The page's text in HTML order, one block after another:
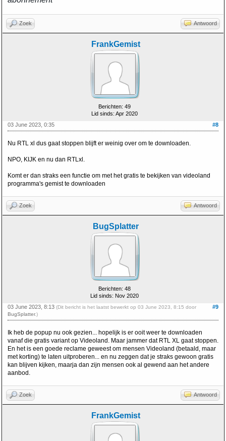
Zoek Antwoord
FrankGemist
Berichten: 49
Lid sinds: Apr 2020
#8
03 June 2023, 0:35
Nu RTL xl dus gaat stoppen blijft er weinig over om te downloaden.
NPO, KIJK en nu dan RTLxl.
Komt er dan straks een functie om met het gratis te bekijken van videoland
programma's gemist te downloaden
Zoek Antwoord
BugSplatter
Berichten: 48
Lid sinds: Nov 2020
#9
03 June 2023, 8:13 (Dit bericht is het laatst bewerkt op 03 June 2023, 8:15 door
BugSplatter.)
Ik heb de popup nu ook gezien... hopelijk is er ooit weer te downloaden
vanaf die gratis variant op Videoland. Maar jammer dat RTL XL gaat stoppen.
En het is een goede reclame geweest om mensen Videoland (betaald, maar
met korting) te laten uitproberen... en nu zeggen dat je straks gewoon gratis
kan blijven kijken, maarja dan zijn mensen ook al gewend aan het andere
aanbod.
Zoek Antwoord
FrankGemist